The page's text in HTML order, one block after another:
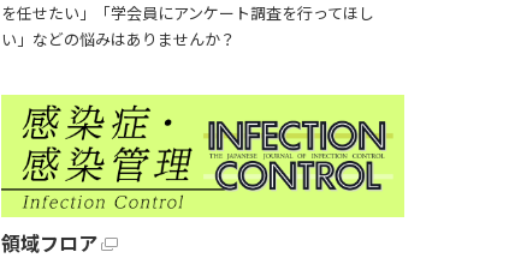
を任せたい」「学会員にアンケート調査を行ってほし
い」などの悩みはありませんか？
領域フロア